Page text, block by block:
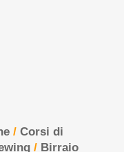
/ Corsi di
/ Birraio